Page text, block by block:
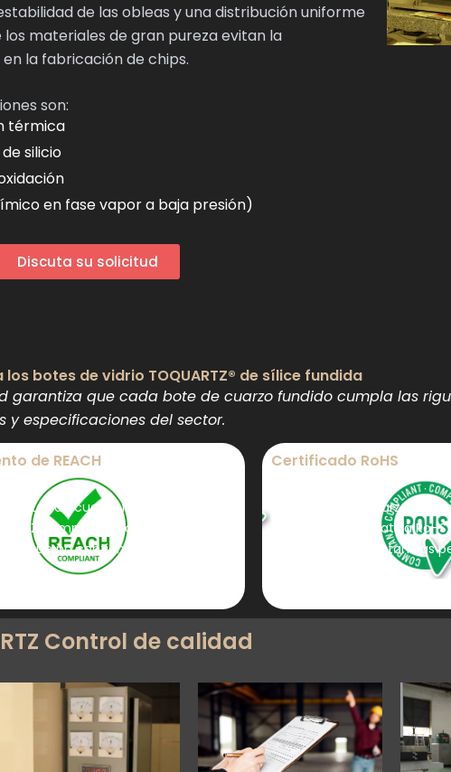
de las obleas y una distribución uniforme
materiales de gran pureza evitan la
la fabricación de chips.
son:
térmica
silicio
en fase vapor a baja presión)
Discuta su solicitud
botes de vidrio TOQUARTZ® de sílice fundida
garantiza que cada bote de cuarzo fundido cumpla las
y especificaciones del sector.
de REACH
de cuarzo fundido para
cumplen la normativa REACH,
que no contienen sustancias
Certificado RoHS
Los crisoles de cuarzo para
cumplen la normativa
se fabrican sin sustancias
Control de calidad